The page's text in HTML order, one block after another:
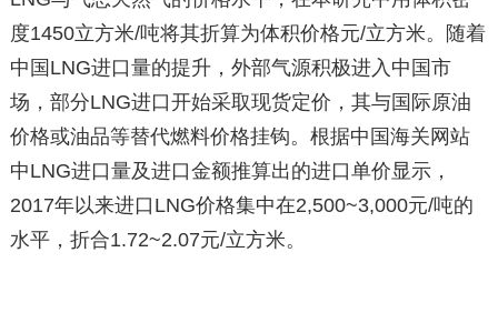
度1450立方米/吨将其折算为体积价格元/立方米。随着
中国LNG进口量的提升，外部气源积极进入中国市
场，部分LNG进口开始采取现货定价，其与国际原油
价格或油品等替代燃料价格挂钩。根据中国海关网站
中LNG进口量及进口金额推算出的进口单价显示，
2017年以来进口LNG价格集中在2,500~3,000元/吨的
水平，折合1.72~2.07元/立方米。